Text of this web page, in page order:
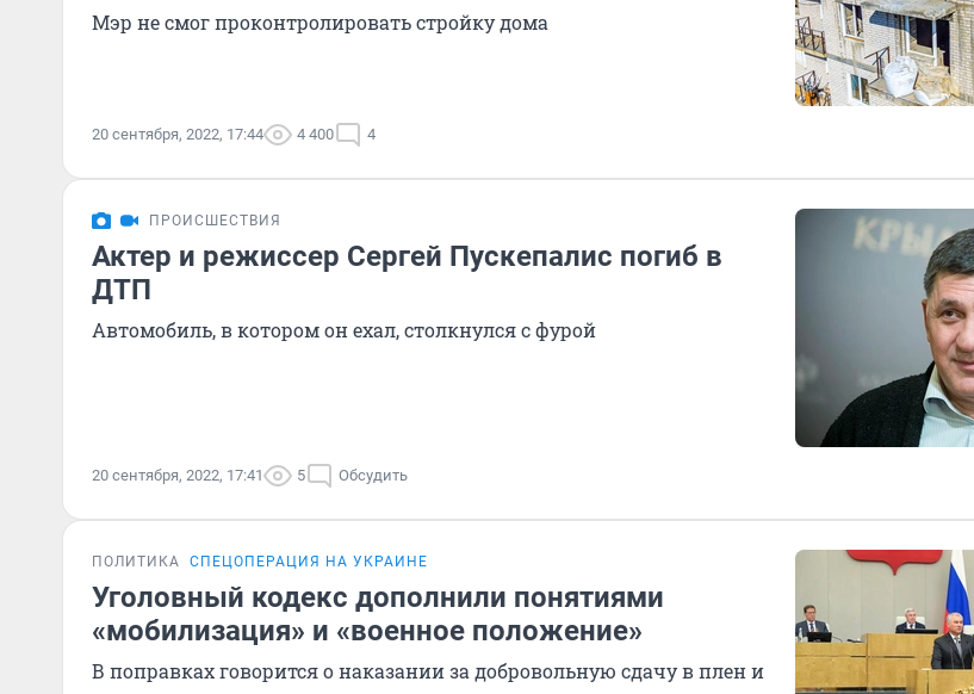
Мэр не смог проконтролировать стройку дома
20 сентября, 2022, 17:44 4 400 4
ПРОИСШЕСТВИЯ
Актер и режиссер Сергей Пускепалис погиб в
ДТП
Автомобиль, в котором он ехал, столкнулся с фурой
20 сентября, 2022, 17:41 5 Обсудить
ПОЛИТИКА СПЕЦОПЕРАЦИЯ НА УКРАИНЕ
Уголовный кодекс дополнили понятиями
«мобилизация» и «военное положение»
В поправках говорится о наказании за добровольную сдачу в плен и